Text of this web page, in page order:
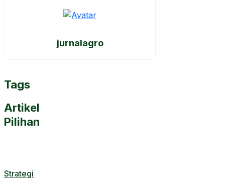
jurnalagro
Tags
Artikel
Pilihan
Strategi